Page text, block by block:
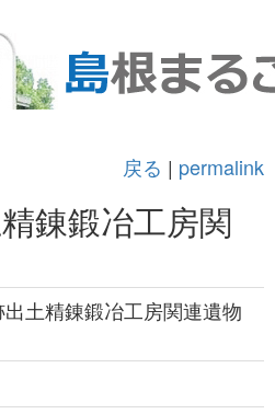
戻る | permalink
錬鍛冶工房関
出土精錬鍛冶工房関連遺物